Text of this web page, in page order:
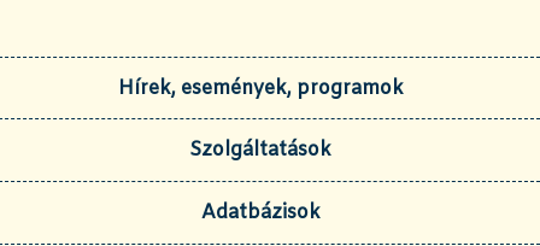
Hírek, események, programok
Szolgáltatások
Adatbázisok